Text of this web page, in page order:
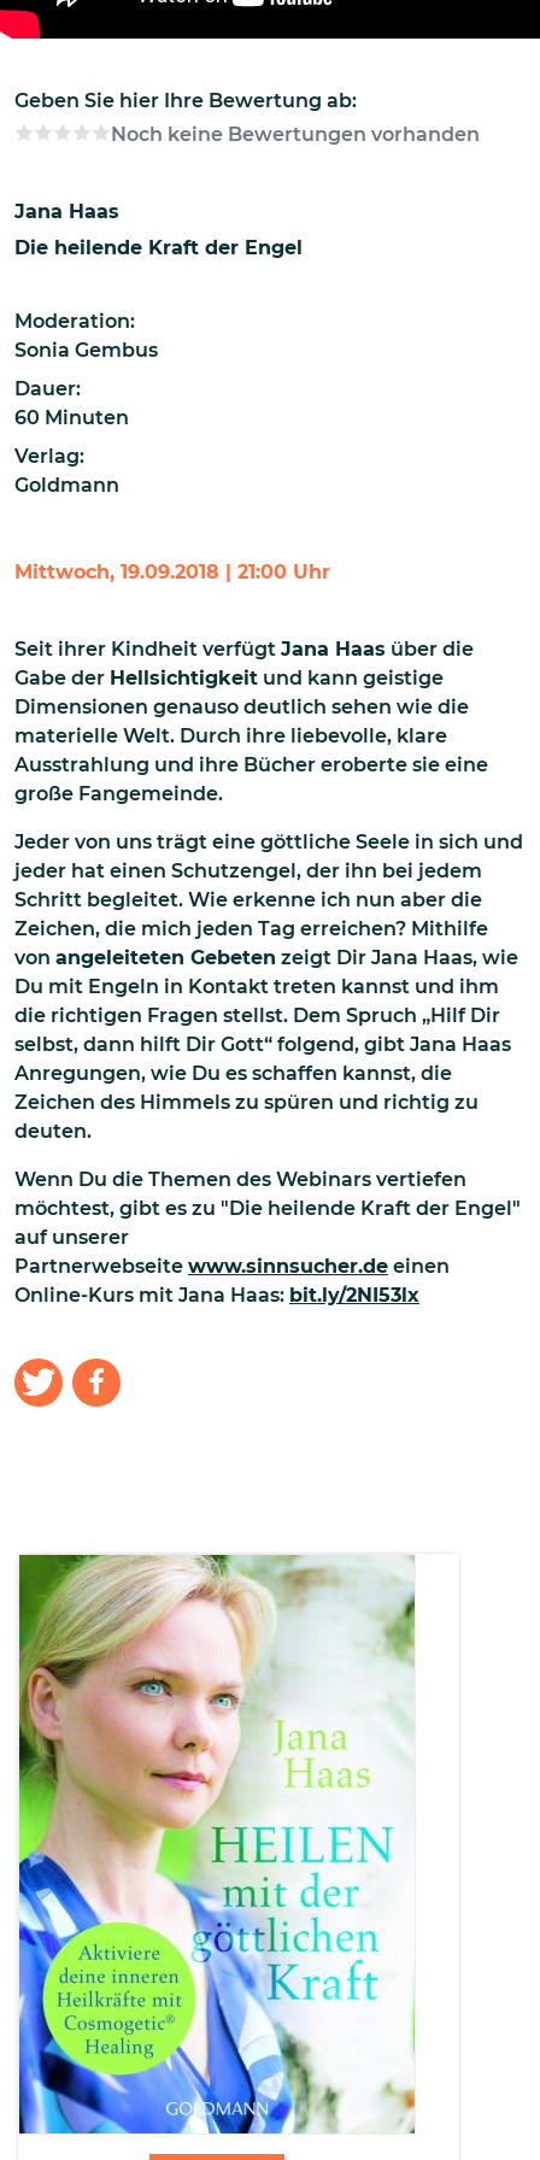
Geben Sie hier Ihre Bewertung ab:
Noch keine Bewertungen vorhanden
Jana Haas
Die heilende Kraft der Engel
Moderation:
Sonia Gembus
Dauer:
60 Minuten
Verlag:
Goldmann
Mittwoch, 19.09.2018 | 21:00 Uhr
Seit ihrer Kindheit verfügt Jana Haas über die
Gabe der Hellsichtigkeit und kann geistige
Dimensionen genauso deutlich sehen wie die
materielle Welt. Durch ihre liebevolle, klare
Ausstrahlung und ihre Bücher eroberte sie eine
große Fangemeinde.
Jeder von uns trägt eine göttliche Seele in sich und
jeder hat einen Schutzengel, der ihn bei jedem
Schritt begleitet. Wie erkenne ich nun aber die
Zeichen, die mich jeden Tag erreichen? Mithilfe
von angeleiteten Gebeten zeigt Dir Jana Haas, wie
Du mit Engeln in Kontakt treten kannst und ihm
die richtigen Fragen stellst. Dem Spruch „Hilf Dir
selbst, dann hilft Dir Gott“ folgend, gibt Jana Haas
Anregungen, wie Du es schaffen kannst, die
Zeichen des Himmels zu spüren und richtig zu
deuten.
Wenn Du die Themen des Webinars vertiefen
möchtest, gibt es zu "Die heilende Kraft der Engel"
auf unserer
Partnerwebseite www.sinnsucher.de einen
Online-Kurs mit Jana Haas: bit.ly/2NI53lx